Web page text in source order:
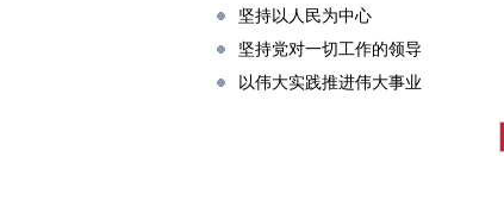
坚持以人民为中心
坚持党对一切工作的领导
以伟大实践推进伟大事业